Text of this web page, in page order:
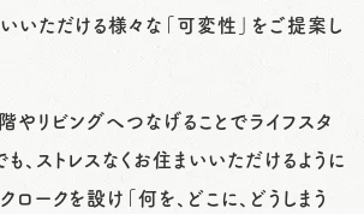
いただける様々な「可変性」をご提案し
やリビングへつなげることでライフスタ
、ストレスなくお住まいいただけるように
ロークを設け「何を、どこに、どうしまう